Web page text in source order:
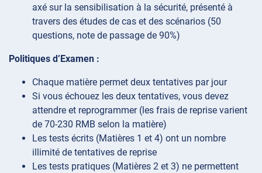
axé sur la sensibilisation à la sécurité, présenté à
travers des études de cas et des scénarios (50
questions, note de passage de 90%)
Politiques d’Examen :
Chaque matière permet deux tentatives par jour
Si vous échouez les deux tentatives, vous devez
attendre et reprogrammer (les frais de reprise varient
de 70-230 RMB selon la matière)
Les tests écrits (Matières 1 et 4) ont un nombre
illimité de tentatives de reprise
Les tests pratiques (Matières 2 et 3) ne permettent